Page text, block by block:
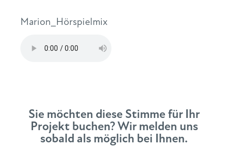
Marion_Hörspielmix
Sie möchten diese Stimme für Ihr
Projekt buchen? Wir melden uns
sobald als möglich bei Ihnen.